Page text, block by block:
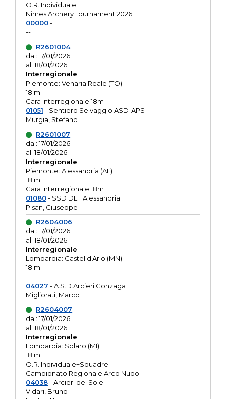
O.R. Individuale
Nimes Archery Tournament 2026
00000-
--
R2601004
dal: 17/01/2026
al: 18/01/2026
Interregionale
Piemonte: Venaria Reale (TO)
18 m
Gara Interregionale 18m
01051 - Sentiero Selvaggio ASD-APS
Murgia, Stefano
R2601007
dal: 17/01/2026
al: 18/01/2026
Interregionale
Piemonte: Alessandria (AL)
18 m
Gara Interregionale 18m
01080- SSD DLF Alessandria
Pisan, Giuseppe
R2604006
dal: 17/01/2026
al: 18/01/2026
Interregionale
Lombardia: Castel d'Ario (MN)
18 m
--
04027 - A.S.D.Arcieri Gonzaga
Migliorati, Marco
R2604007
dal: 17/01/2026
al: 18/01/2026
Interregionale
Lombardia: Solaro (MI)
18 m
O.R. Individuale+Squadre
Campionato Regionale Arco Nudo
04038- Arcieri del Sole
Vidari, Bruno